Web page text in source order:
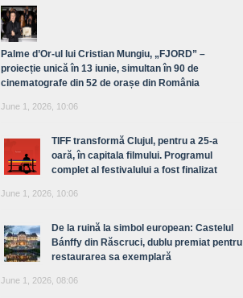
Palme d’Or-ul lui Cristian Mungiu, „FJORD” –
proiecție unică în 13 iunie, simultan în 90 de
cinematografe din 52 de orașe din România
June 1, 2026, 10:06
TIFF transformă Clujul, pentru a 25-a
oară, în capitala filmului. Programul
complet al festivalului a fost finalizat
June 1, 2026, 10:06
De la ruină la simbol european: Castelul
Bánffy din Răscruci, dublu premiat pentru
restaurarea sa exemplară
June 1, 2026, 08:06